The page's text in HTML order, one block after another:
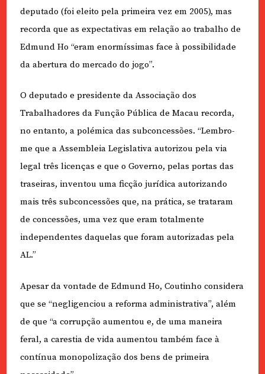
deputado (foi eleito pela primeira vez em 2005), mas
recorda que as expectativas em relação ao trabalho de
Edmund Ho “eram enormíssimas face à possibilidade
da abertura do mercado do jogo”.
O deputado e presidente da Associação dos
Trabalhadores da Função Pública de Macau recorda,
no entanto, a polémica das subconcessões. “Lembro-
me que a Assembleia Legislativa autorizou pela via
legal três licenças e que o Governo, pelas portas das
traseiras, inventou uma ficção jurídica autorizando
mais três subconcessões que, na prática, se trataram
de concessões, uma vez que eram totalmente
independentes daquelas que foram autorizadas pela
AL.”
Apesar da vontade de Edmund Ho, Coutinho considera
que se “negligenciou a reforma administrativa”, além
de que “a corrupção aumentou e, de uma maneira
feral, a carestia de vida aumentou também face à
contínua monopolização dos bens de primeira